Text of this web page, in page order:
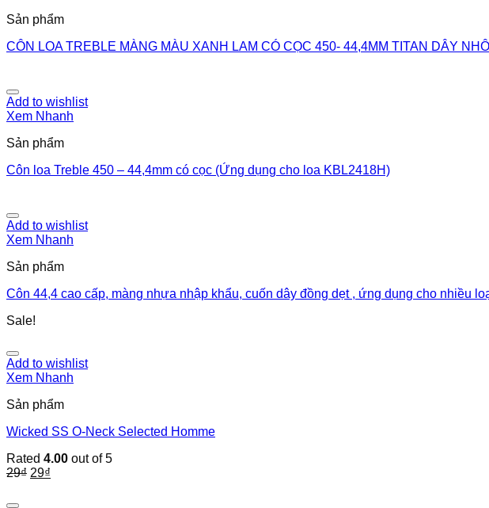
Sản phẩm
CÔN LOA TREBLE MÀNG MÀU XANH LAM CÓ CỌC 450- 44,4MM TITAN DÂY
Add to wishlist
Xem Nhanh
Sản phẩm
Côn loa Treble 450 – 44,4mm có cọc (Ứng dụng cho loa KBL2418H)
Add to wishlist
Xem Nhanh
Sản phẩm
Côn 44,4 cao cấp, màng nhựa nhập khẩu, cuốn dây đồng dẹt , ứng dụng cho nhiều
Sale!
Add to wishlist
Xem Nhanh
Sản phẩm
Wicked SS O-Neck Selected Homme
Rated 4.00 out of 5
29₫ 29₫